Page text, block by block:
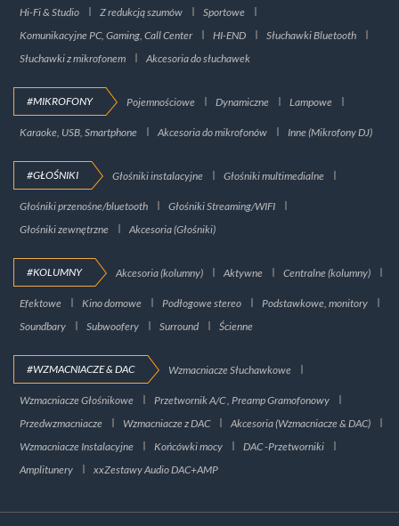
Hi-Fi & Studio Z redukcją szumów
Sportowe
Komunikacyjne PC, Gaming, Call Center
HI-END
Słuchawki Bluetooth
Słuchawki z mikrofonem
Akcesoria do słuchawek
#MIKROFONY Pojemnościowe Dynamiczne Lampowe
Karaoke, USB, Smartphone Akcesoria do mikrofonów Inne (Mikrofony DJ)
#GŁOŚNIKI Głośniki instalacyjne Głośniki multimedialne
Głośniki przenośne/bluetooth
Głośniki Streaming/WIFI
Głośniki zewnętrzne
Akcesoria (Głośniki)
#KOLUMNY Akcesoria (kolumny) Aktywne Centralne (kolumny)
Efektowe Kino domowe Podłogowe stereo
Podstawkowe, monitory
Soundbary
Subwoofery Surround Ścienne
#WZMACNIACZE & DAC Wzmacniacze Słuchawkowe
Wzmacniacze Głośnikowe
Przetwornik A/C , Preamp Gramofonowy
Przedwzmacniacze
Wzmacniacze z DAC
Akcesoria (Wzmacniacze & DAC)
Wzmacniacze Instalacyjne
Końcówki mocy
DAC -Przetworniki
Amplitunery
xxZestawy Audio DAC+AMP